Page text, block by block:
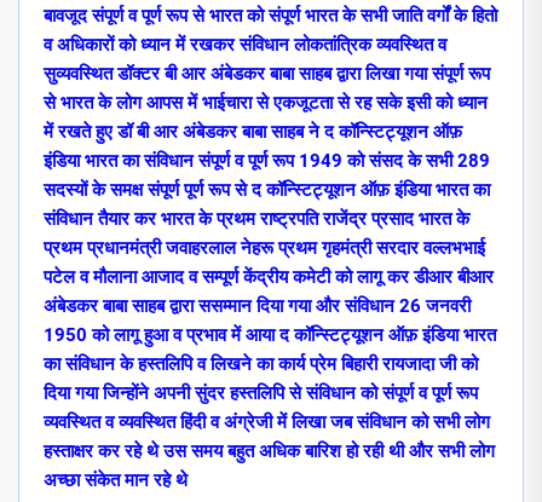
बावजूद संपूर्ण व पूर्ण रूप से भारत को संपूर्ण भारत के सभी जाति वर्गों के हितो
व अधिकारों को ध्यान में रखकर संविधान लोकतांत्रिक व्यवस्थित व
सुव्यवस्थित डॉक्टर बी आर अंबेडकर बाबा साहब द्वारा लिखा गया संपूर्ण रूप
से भारत के लोग आपस में भाईचारा से एकजूटता से रह सके इसी को ध्यान
में रखते हुए डॉ बी आर अंबेडकर बाबा साहब ने द कॉन्स्टिट्यूशन ऑफ़
इंडिया भारत का संविधान संपूर्ण व पूर्ण रूप 1949 को संसद के सभी 289
सदस्यों के समक्ष संपूर्ण पूर्ण रूप से द कॉन्स्टिट्यूशन ऑफ़ इंडिया भारत का
संविधान तैयार कर भारत के प्रथम राष्ट्रपति राजेंद्र प्रसाद भारत के
प्रथम प्रधानमंत्री जवाहरलाल नेहरू प्रथम गृहमंत्री सरदार वल्लभभाई
पटेल व मौलाना आजाद व सम्पूर्ण केंद्रीय कमेटी को लागू कर डीआर बीआर
अंबेडकर बाबा साहब द्वारा ससम्मान दिया गया और संविधान 26 जनवरी
1950 को लागू हुआ व प्रभाव में आया द कॉन्स्टिट्यूशन ऑफ़ इंडिया भारत
का संविधान के हस्तलिपि व लिखने का कार्य प्रेम बिहारी रायजादा जी को
दिया गया जिन्होंने अपनी सुंदर हस्तलिपि से संविधान को संपूर्ण व पूर्ण रूप
व्यवस्थित व व्यवस्थित हिंदी व अंग्रेजी में लिखा जब संविधान को सभी लोग
हस्ताक्षर कर रहे थे उस समय बहुत अधिक बारिश हो रही थी और सभी लोग
अच्छा संकेत मान रहे थे